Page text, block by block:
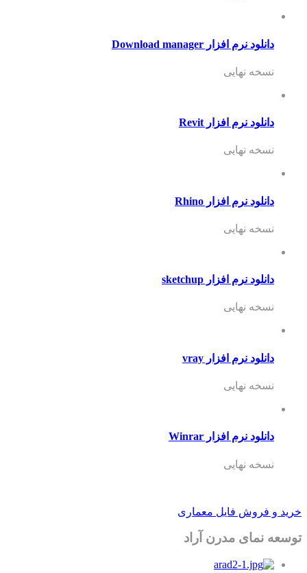
دانلود نرم افزار Download manager
نسخه نهایی
دانلود نرم افزار Revit
نسخه نهایی
دانلود نرم افزار Rhino
نسخه نهایی
دانلود نرم افزار sketchup
نسخه نهایی
دانلود نرم افزار vray
نسخه نهایی
دانلود نرم افزار Winrar
نسخه نهایی
خرید و فروش فایل معماری
توسعه نمای مدرن آراد